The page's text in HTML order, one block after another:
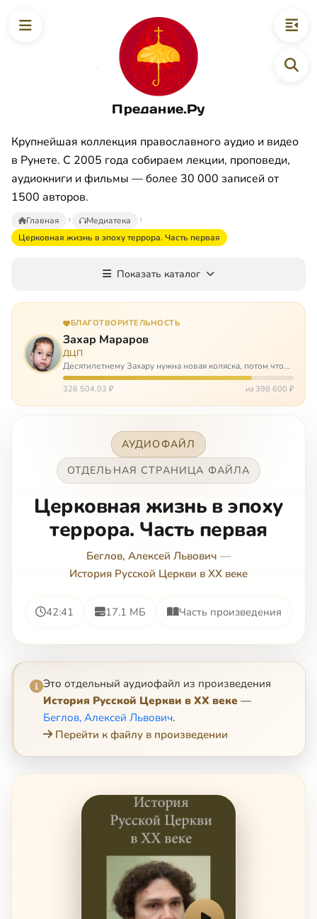
Предание.Ру
Крупнейшая коллекция православного аудио и видео
в Рунете. С 2005 года собираем лекции, проповеди,
аудиокниги и фильмы — более 30 000 записей от
1500 авторов.
Главная
Медиатека
Церковная жизнь в эпоху террора. Часть первая
Показать каталог
БЛАГОТВОРИТЕЛЬНОСТЬ
Захар Мараров
ДЦП
Десятилетнему Захару нужна новая коляска, потом что
старая сломалась. А без коляски он не сможет не только
просто выходить из дома, но и продолжать лечение в
326 504,03 ₽ из 398 600 ₽
АУДИОФАЙЛ
ОТДЕЛЬНАЯ СТРАНИЦА ФАЙЛА
Церковная жизнь в эпоху
террора. Часть первая
Беглов, Алексей Львович —
История Русской Церкви в XX веке
42:41 17.1 МБ Часть произведения
Это отдельный аудиофайл из произведения
История Русской Церкви в XX веке —
Беглов, Алексей Львович.
Перейти к файлу в произведении